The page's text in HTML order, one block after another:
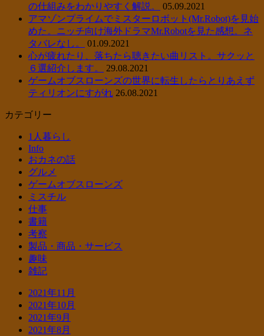
の仕組みをわかりやすく解説。
05.09.2021
アマゾンプライムでミスターロボット(Mr.Robot)を見始
めた。ニッチ向け海外ドラマMr.Robotを見た感想。ネ
タバレなし。
01.09.2021
心が疲れたり、落ちたら聴きたい曲リスト。サクッと
６選紹介します。
29.08.2021
ゲームオブスローンズの世界に転生したらとりあえず
ティリオンにすがれ 26.08.2021
カテゴリー
1人暮らし
Info
おカネの話
グルメ
ゲームオブスローンズ
ミスチル
仕事
書籍
考察
製品・商品・サービス
趣味
雑記
2021年11月
2021年10月
2021年9月
2021年8月